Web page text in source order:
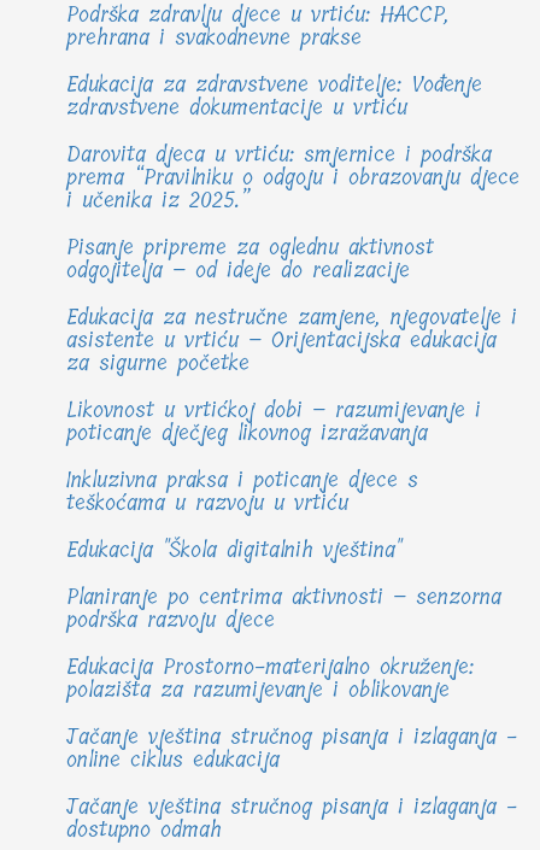
Podrška zdravlju djece u vrtiću: HACCP,
prehrana i svakodnevne prakse
Edukacija za zdravstvene voditelje: Vođenje
zdravstvene dokumentacije u vrtiću
Darovita djeca u vrtiću: smjernice i podrška
prema “Pravilniku o odgoju i obrazovanju djece
i učenika iz 2025.”
Pisanje pripreme za oglednu aktivnost
odgojitelja – od ideje do realizacije
Edukacija za nestručne zamjene, njegovatelje i
asistente u vrtiću – Orijentacijska edukacija
za sigurne početke
Likovnost u vrtićkoj dobi – razumijevanje i
poticanje dječjeg likovnog izražavanja
Inkluzivna praksa i poticanje djece s
teškoćama u razvoju u vrtiću
Edukacija "Škola digitalnih vještina"
Planiranje po centrima aktivnosti – senzorna
podrška razvoju djece
Edukacija Prostorno-materijalno okruženje:
polazišta za razumijevanje i oblikovanje
Jačanje vještina stručnog pisanja i izlaganja -
online ciklus edukacija
Jačanje vještina stručnog pisanja i izlaganja -
dostupno odmah